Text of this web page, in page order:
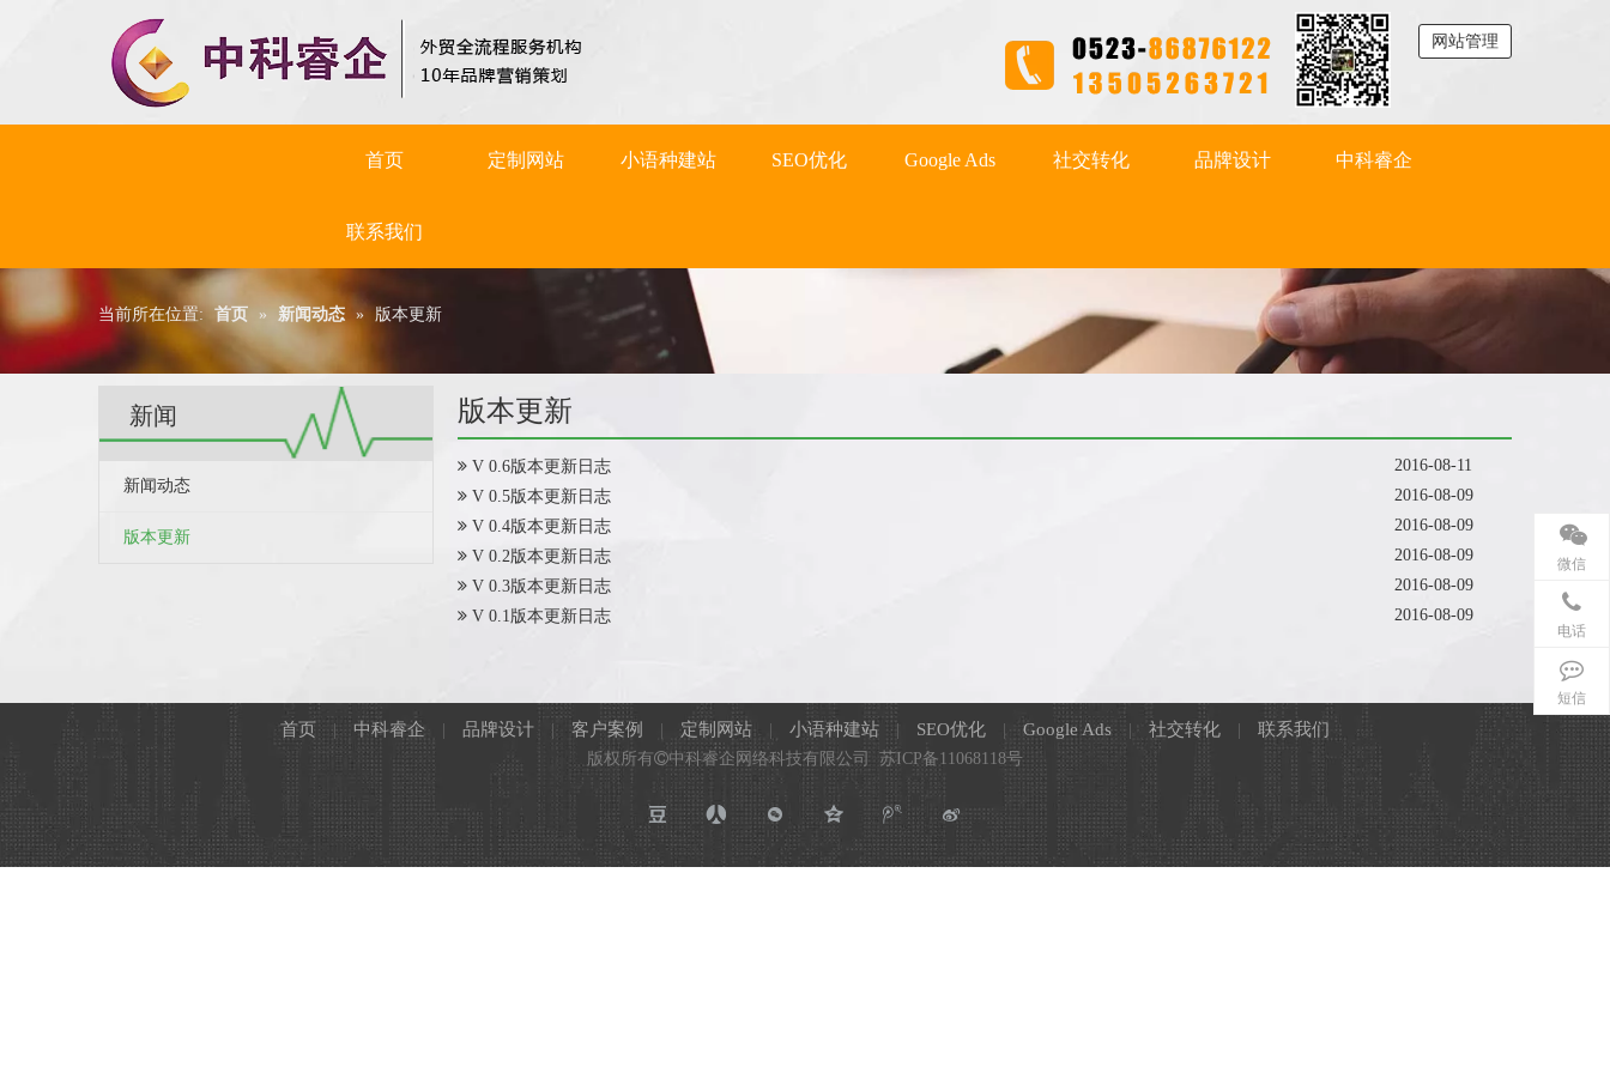
网站管理
首页 定制网站 小语种建站 SEO优化 Google Ads 社交转化 品牌设计 中科睿企
联系我们
当前所在位置: 首页 » 新闻动态 » 版本更新
新闻
新闻动态
版本更新
版本更新
V 0.6版本更新日志
2016-08-11
V 0.5版本更新日志
2016-08-09
V 0.4版本更新日志
2016-08-09
V 0.2版本更新日志
2016-08-09
V 0.3版本更新日志
2016-08-09
V 0.1版本更新日志
2016-08-09
首页 | 中科睿企 | 品牌设计 | 客户案例 | 定制网站 | 小语种建站 | SEO优化 | Google Ads | 社交转化 | 联系我们
版权所有中科睿企网络科技有限公司 苏ICP备11068118号
微信
电话
短信